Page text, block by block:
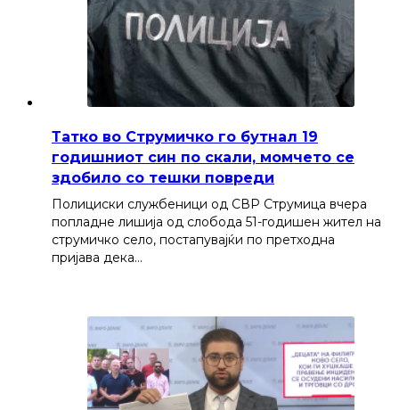
Татко во Струмичко го бутнал 19
годишниот син по скали, момчето се
здобило со тешки повреди
Полициски службеници од СВР Струмица вчера
попладне лишија од слобода 51-годишен жител на
струмичко село, постапувајќи по претходна
пријава дека…